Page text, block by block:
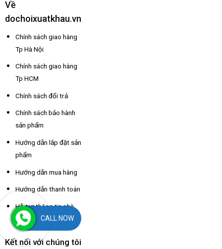
Về
dochoixuatkhau.vn
Chính sách giao hàng
Tp Hà Nội
Chính sách giao hàng
Tp HCM
Chính sách đổi trả
Chính sách bảo hành
sản phẩm
Hướng dẫn lắp đặt sản
phẩm
Hướng dẫn mua hàng
Hướng dẫn thanh toán
Hỗ trợ thông tin nhà
xe các tỉnh
Kết nối với chúng tôi
CALL NOW